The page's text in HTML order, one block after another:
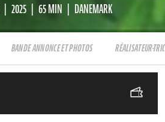
2025 65 MIN DANEMARK
BANDE ANNONCE ET PHOTOS